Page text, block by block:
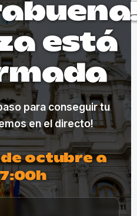
está
para conseguir tu
en el directo!
de octubre a